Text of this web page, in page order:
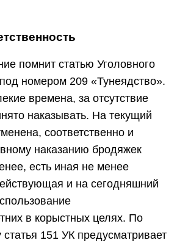
помнит статью Уголовного
номером 209 «Тунеядство».
времена, за отсутствие
наказывать. На текущий
соответственно и
наказанию бродяжек
есть иная не менее
и на сегодняшний
в корыстных целях. По
151 УК предусматривает